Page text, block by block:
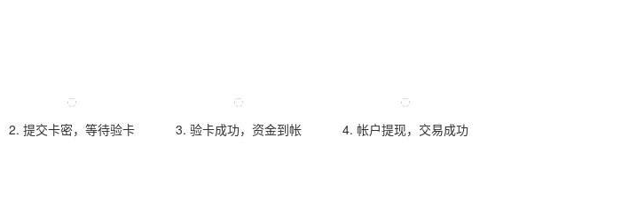
2. 提交卡密，等待验卡 3. 验卡成功，资金到帐 4. 帐户提现，交易成功